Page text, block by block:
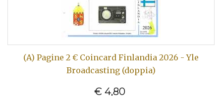
(A) Pagine 2 € Coincard Finlandia 2026 - Yle
Broadcasting (doppia)
€ 4,80